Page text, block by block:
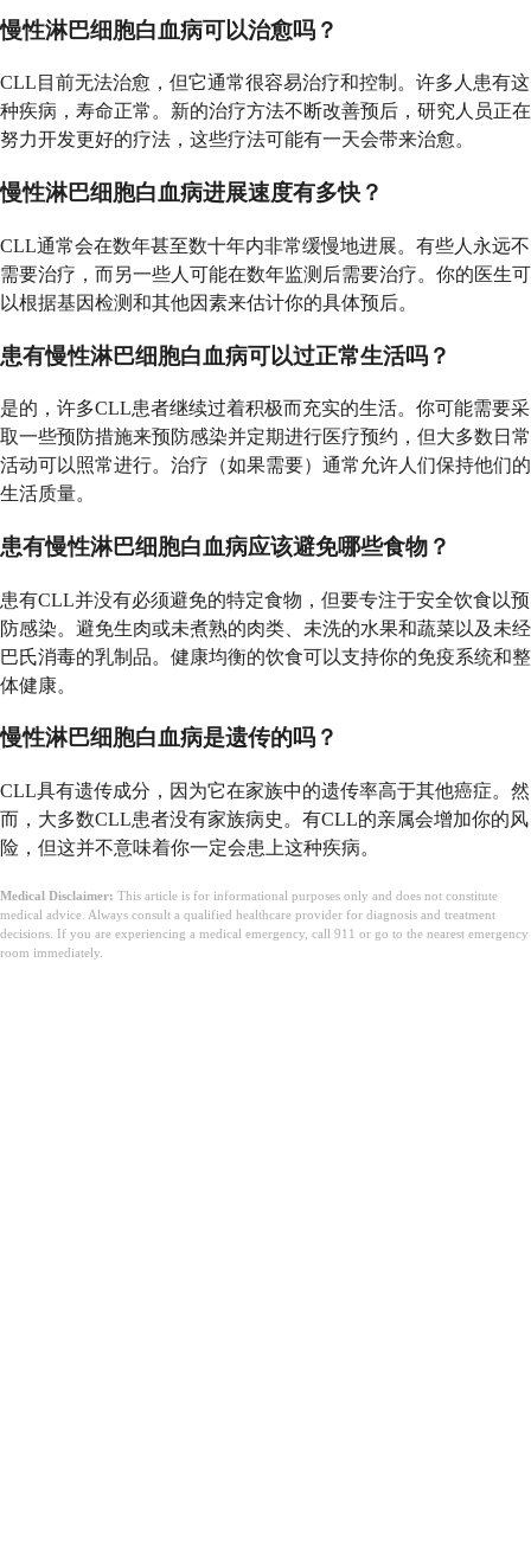
慢性淋巴细胞白血病可以治愈吗？
CLL目前无法治愈，但它通常很容易治疗和控制。许多人患有这
种疾病，寿命正常。新的治疗方法不断改善预后，研究人员正在
努力开发更好的疗法，这些疗法可能有一天会带来治愈。
慢性淋巴细胞白血病进展速度有多快？
CLL通常会在数年甚至数十年内非常缓慢地进展。有些人永远不
需要治疗，而另一些人可能在数年监测后需要治疗。你的医生可
以根据基因检测和其他因素来估计你的具体预后。
患有慢性淋巴细胞白血病可以过正常生活吗？
是的，许多CLL患者继续过着积极而充实的生活。你可能需要采
取一些预防措施来预防感染并定期进行医疗预约，但大多数日常
活动可以照常进行。治疗（如果需要）通常允许人们保持他们的
生活质量。
患有慢性淋巴细胞白血病应该避免哪些食物？
患有CLL并没有必须避免的特定食物，但要专注于安全饮食以预
防感染。避免生肉或未煮熟的肉类、未洗的水果和蔬菜以及未经
巴氏消毒的乳制品。健康均衡的饮食可以支持你的免疫系统和整
体健康。
慢性淋巴细胞白血病是遗传的吗？
CLL具有遗传成分，因为它在家族中的遗传率高于其他癌症。然
而，大多数CLL患者没有家族病史。有CLL的亲属会增加你的风
险，但这并不意味着你一定会患上这种疾病。
Medical Disclaimer: This article is for informational purposes only and does not constitute
medical advice. Always consult a qualified healthcare provider for diagnosis and treatment
decisions. If you are experiencing a medical emergency, call 911 or go to the nearest emergency
room immediately.